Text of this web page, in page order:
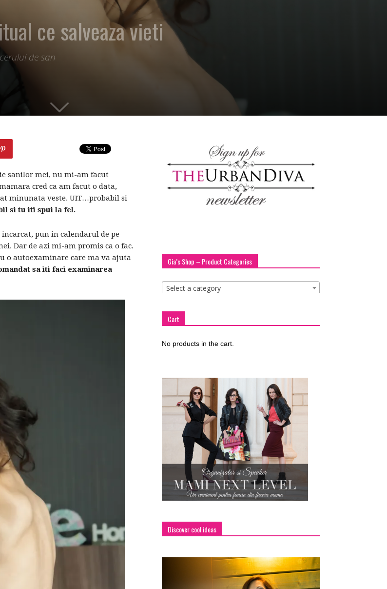
fashion
ce salveaza vieti
de san
sanilor mei, nu mi-am facut
cred ca am facut o data,
minunata veste. UIT…probabil si
si tu iti spui la fel.
pun in calendarul de pe
Dar de azi mi-am promis ca o fac.
o autoexaminare care ma va ajuta
sa iti faci examinarea
Gia’s Shop – Product Categories
Select a category
Cart
No products in the cart.
Discover cool ideas